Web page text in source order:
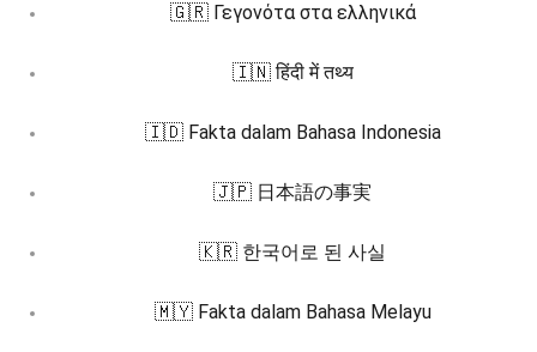
🇬🇷 Γεγονότα στα ελληνικά
🇮🇳 हिंदी में तथ्य
🇮🇩 Fakta dalam Bahasa Indonesia
🇯🇵 日本語の事実
🇰🇷 한국어로 된 사실
🇲🇾 Fakta dalam Bahasa Melayu